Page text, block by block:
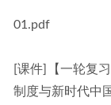
01.pdf
[课件]【一轮复
制度与新时代中